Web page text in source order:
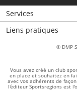
Services
Liens pratiques
© DMP
Vous avez créé un club
en place et souhaitez en
avec vos adhérents de
l'éditeur Sportsregions est